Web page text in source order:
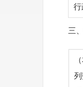
行
三、